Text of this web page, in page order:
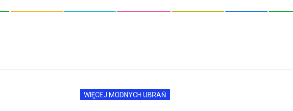
WIĘCEJ MODNYCH UBRAŃ